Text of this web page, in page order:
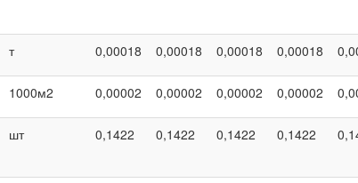
т 0,00018 0,00018 0,00018 0,00018
1000м2 0,00002 0,00002 0,00002 0,00002
шт 0,1422 0,1422 0,1422 0,1422